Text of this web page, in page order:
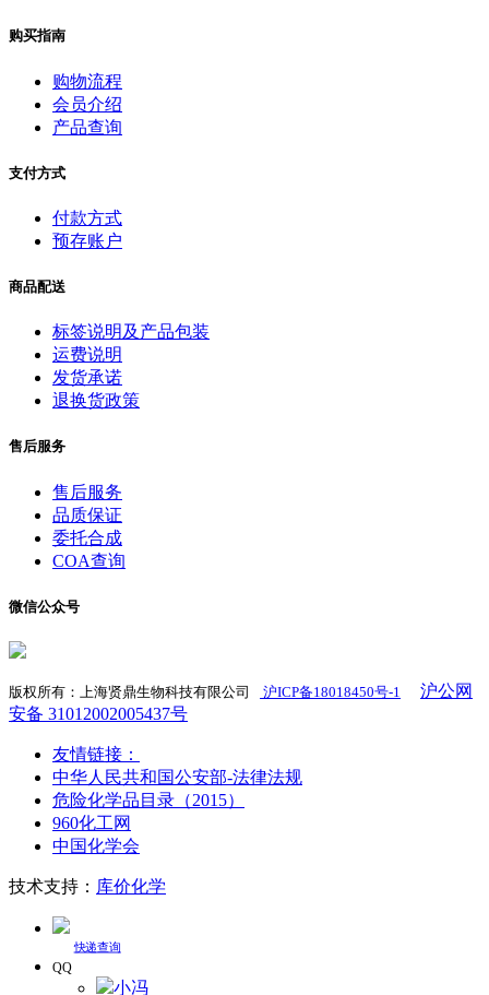
购买指南
购物流程
会员介绍
产品查询
支付方式
付款方式
预存账户
商品配送
标签说明及产品包装
运费说明
发货承诺
退换货政策
售后服务
售后服务
品质保证
委托合成
COA查询
微信公众号
版权所有：上海贤鼎生物科技有限公司 沪ICP备18018450号-1
沪公网
安备 31012002005437号
友情链接：
中华人民共和国公安部-法律法规
危险化学品目录（2015）
960化工网
中国化学会
技术支持： 库价化学
快递查询
QQ
小冯